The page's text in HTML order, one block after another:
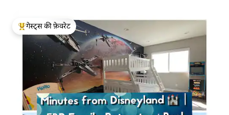
गेस्ट्स का टॉप फ़ेवरेट
गेस्ट्स की फ़ेवरेट